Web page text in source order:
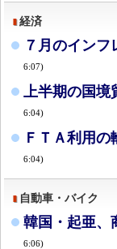
経済
７月のインフ
6:07)
上半期の国
6:04)
ＦＴＡ利用の
6:04)
自動車・バイク
韓国・起亜、
6:06)